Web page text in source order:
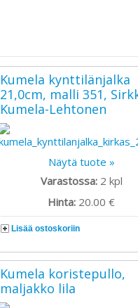
Kumela kynttilänjalka
21,0cm, malli 351,
Kumela-Lehtonen
Näytä tuote »
Varastossa: 2 kpl
Hinta: 20.00 €
Lisää ostoskoriin
Kumela koristepullo,
maljakko lila